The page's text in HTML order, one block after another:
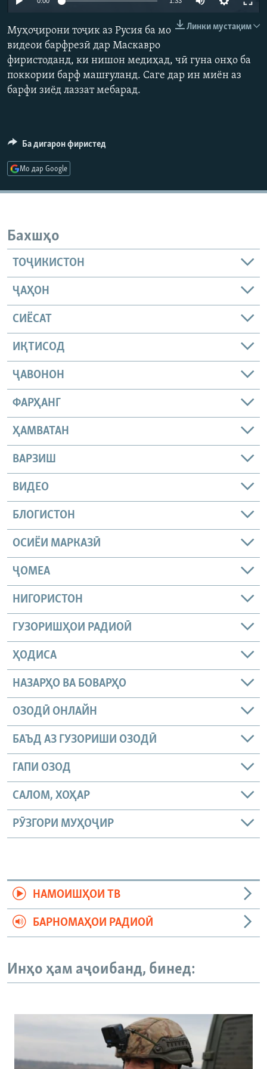
ПАЙГИРӢ КУНЕД
Линки мустақим
Муҳоҷирони тоҷик аз Русия ба мо
видеои барфрезӣ дар Маскавро
фиристоданд, ки нишон медиҳад, чӣ гуна онҳо ба
поккории барф машғуланд. Саге дар ин миён аз
барфи зиёд лаззат мебарад.
Ба дигарон фиристед
Мо дар Google
Бахшҳо
ТОҶИКИСТОН
ҶАҲОН
СИЁСАТ
ИҚТИСОД
ҶАВОНОН
ФАРҲАНГ
ҲАМВАТАН
ВАРЗИШ
ВИДЕО
БЛОГИСТОН
ОСИЁИ МАРКАЗӢ
ҶОМEА
НИГОРИСТОН
ГУЗОРИШҲОИ РАДИОӢ
ҲОДИСА
НАЗАРҲО ВА БОВАРҲО
ОЗОДӢ ОНЛАЙН
БАЪД АЗ ГУЗОРИШИ ОЗОДӢ
ГАПИ ОЗОД
САЛОМ, ХОҲАР
РӮЗГОРИ МУҲОҶИР
НАМОИШҲОИ ТВ
БАРНОМАҲОИ РАДИОӢ
Инҳо ҳам аҷоибанд, бинед: